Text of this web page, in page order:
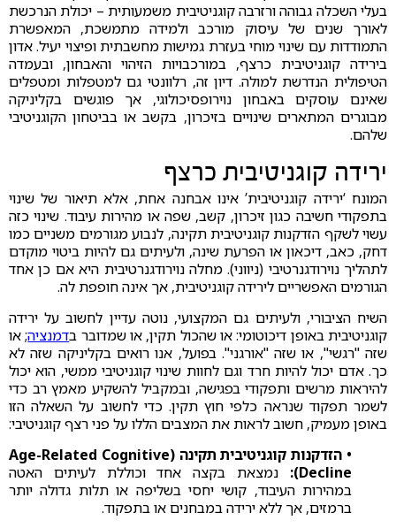
בעלי השכלה גבוהה ורזרבה קוגניטיבית משמעותית – יכולת הנרכשת
לאורך שנים של עיסוק מורכב ולמידה מתמשכת, המאפשרת
התמודדות עם שינוי מוחי בעזרת גמישות מחשבתית ופיצוי יעיל. אדון
בירידה קוגניטיבית כרצף, במורכבויות הזיהוי והאבחון, ובעמדה
הטיפולית הנדרשת למולה. דיון זה, רלוונטי גם למטפלות ומטפלים
שאינם עוסקים באבחון נוירופסיכולוגי, אך פוגשים בקליניקה
מבוגרים המתארים שינויים בזיכרון, בקשב או בביטחון הקוגניטיבי
שלהם.
ירידה קוגניטיבית כרצף
המונח ‘ירידה קוגניטיבית’ אינו אבחנה אחת, אלא תיאור של שינוי
בתפקודי חשיבה כגון זיכרון, קשב, שפה או מהירות עיבוד. שינוי כזה
עשוי לשקף הזדקנות קוגניטיבית תקינה, לנבוע מגורמים משניים כמו
דחק, כאב, דיכאון או הפרעת שינה, ולעיתים גם להיות ביטוי מוקדם
לתהליך נוירודגנרטיבי (ניווני). מחלה נוירודגנרטיבית היא אם כן אחד
הגורמים האפשריים לירידה קוגניטיבית, אך אינה חופפת לה.
השיח הציבורי, ולעיתים גם המקצועי, נוטה עדיין לחשוב על ירידה
קוגניטיבית באופן דיכוטומי: או שהכול תקין, או שמדובר בדמנציה; או
שזה "רגשי", או שזה "אורגני". בפועל, אנו רואים בקליניקה שזה לא
כך. אדם יכול להיות חרד וגם לחוות שינוי קוגניטיבי ממשי, הוא יכול
להיראות מרשים ותפקודי בפגישה, ובמקביל להשקיע מאמץ רב כדי
לשמר תפקוד שנראה כלפי חוץ תקין. כדי לחשוב על השאלה הזו
באופן מעמיק, חשוב לראות את המצבים הללו על פני רצף קוגניטיבי:
• הזדקנות קוגניטיבית תקינה (Age-Related Cognitive
Decline):
נמצאת בקצה אחד וכוללת לעיתים האטה
במהירות העיבוד, קושי יחסי בשליפה או תלות גדולה יותר
ברמזים, אך ללא ירידה במבחנים או בתפקוד.